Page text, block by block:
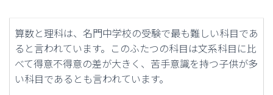
算数と理科は、名門中学校の受験で最も難しい科目であ
ると言われています。このふたつの科目は文系科目に比
べて得意不得意の差が大きく、苦手意識を持つ子供が多
い科目であるとも言われています。